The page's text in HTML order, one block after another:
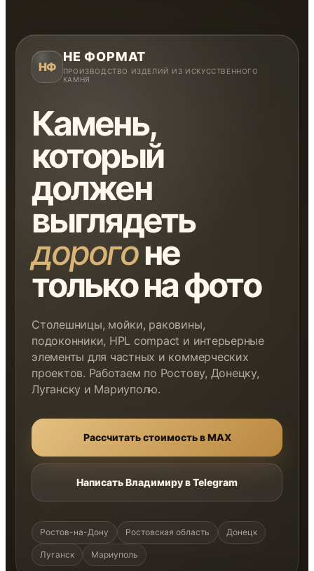
Кухонная техника
Подбор под столешницу
Аксессуары из камня
НФ
НЕ ФОРМАТ
ПРОИЗВОДСТВО ИЗДЕЛИЙ ИЗ ИСКУССТВЕННОГО
КАМНЯ
Камень,
который
должен
выглядеть
дорогоне
только на фото
Столешницы, мойки, раковины,
подоконники, HPL compact и интерьерные
элементы для частных и коммерческих
проектов. Работаем по Ростову, Донецку,
Луганску и Мариуполю.
Рассчитать стоимость в MAX
Написать Владимиру в Telegram
Ростов-на-Дону Ростовская область Донецк
Луганск Мариуполь